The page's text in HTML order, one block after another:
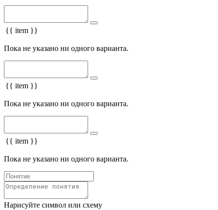
{{ item }}
Пока не указано ни одного варианта.
{{ item }}
Пока не указано ни одного варианта.
{{ item }}
Пока не указано ни одного варианта.
Нарисуйте символ или схему